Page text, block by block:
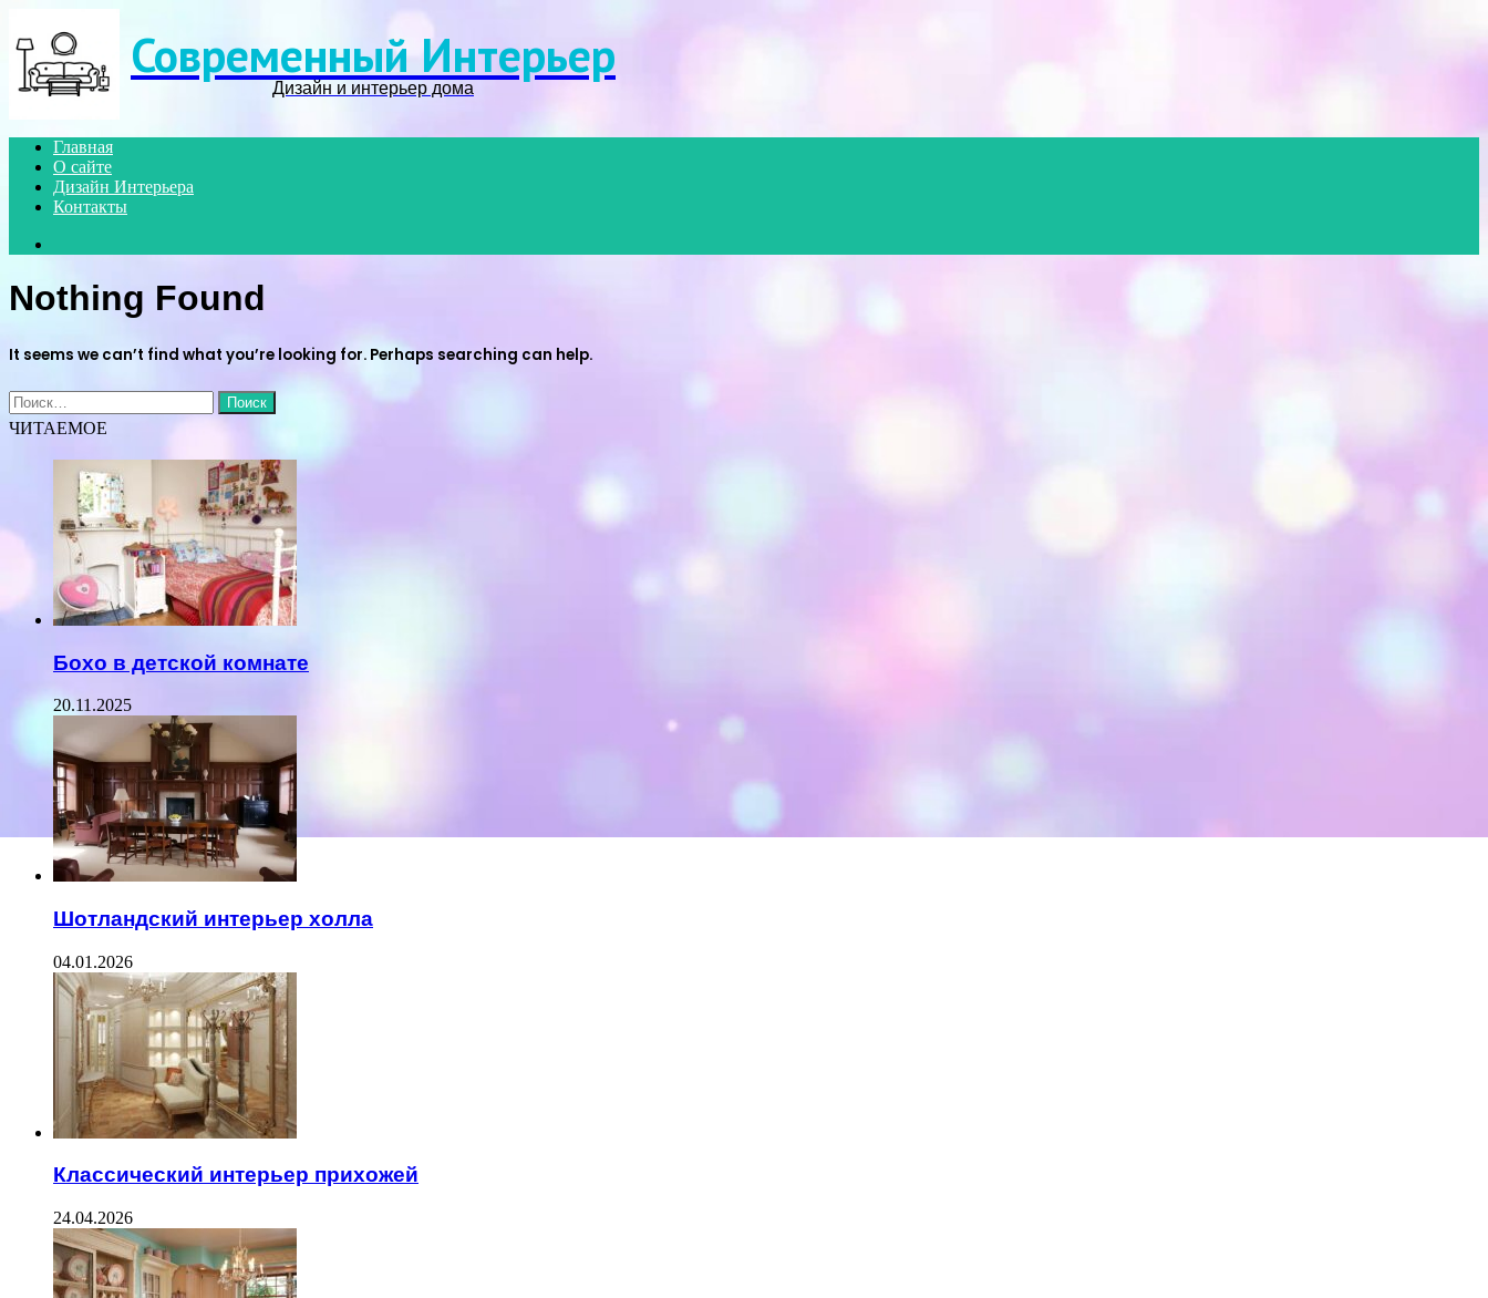
Современный Интерьер
Дизайн и интерьер дома
Главная
О сайте
Дизайн Интерьера
Контакты
Nothing Found
It seems we can’t find what you’re looking for. Perhaps searching can help.
Найти:
ЧИТАЕМОЕ
Бохо в детской комнате
20.11.2025
Шотландский интерьер холла
04.01.2026
Классический интерьер прихожей
24.04.2026